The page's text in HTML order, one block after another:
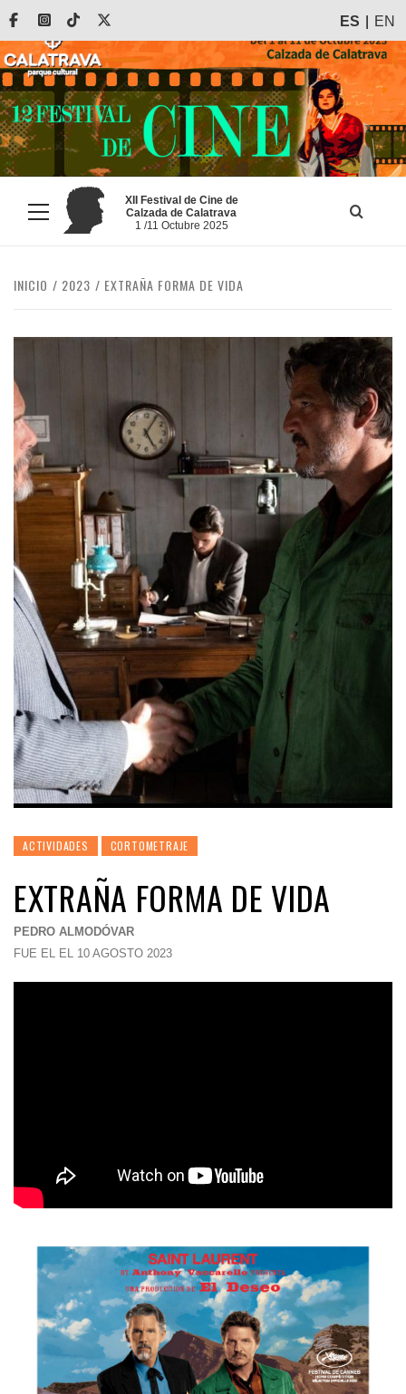
Saltar
contenido
FacebookInstagram
Tiktok ES EN
Menú
principal
XII Festival de Cine de
Calzada de Calatrava
1 /11 Octubre 2025
INICIO 2023 EXTRAÑA FORMA DE VIDA
ACTIVIDADES CORTOMETRAJE
EXTRAÑA FORMA DE VIDA
PEDRO ALMODÓVAR
FUE EL EL 10 AGOSTO 2023